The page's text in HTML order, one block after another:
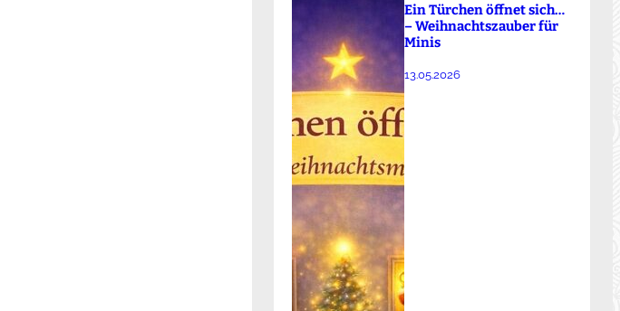
Ein Türchen öffnet sich…
– Weihnachtszauber für
Minis
13.05.2026